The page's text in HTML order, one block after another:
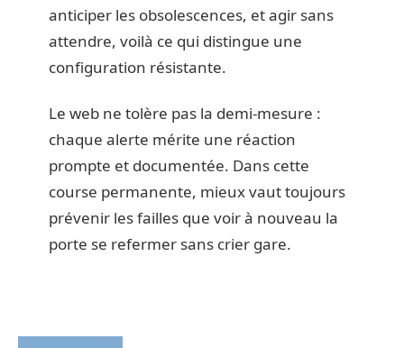
anticiper les obsolescences, et agir sans
attendre, voilà ce qui distingue une
configuration résistante.
Le web ne tolère pas la demi-mesure :
chaque alerte mérite une réaction
prompte et documentée. Dans cette
course permanente, mieux vaut toujours
prévenir les failles que voir à nouveau la
porte se refermer sans crier gare.